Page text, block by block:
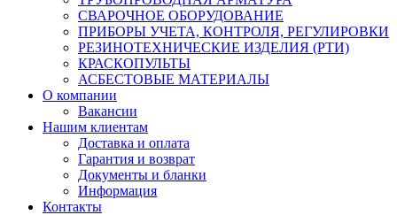
СВАРОЧНОЕ ОБОРУДОВАНИЕ
ПРИБОРЫ УЧЕТА, КОНТРОЛЯ, РЕГУЛИРОВКИ
РЕЗИНОТЕХНИЧЕСКИЕ ИЗДЕЛИЯ (РТИ)
КРАСКОПУЛЬТЫ
АСБЕСТОВЫЕ МАТЕРИАЛЫ
О компании
Вакансии
Нашим клиентам
Доставка и оплата
Гарантия и возврат
Документы и бланки
Информация
Контакты